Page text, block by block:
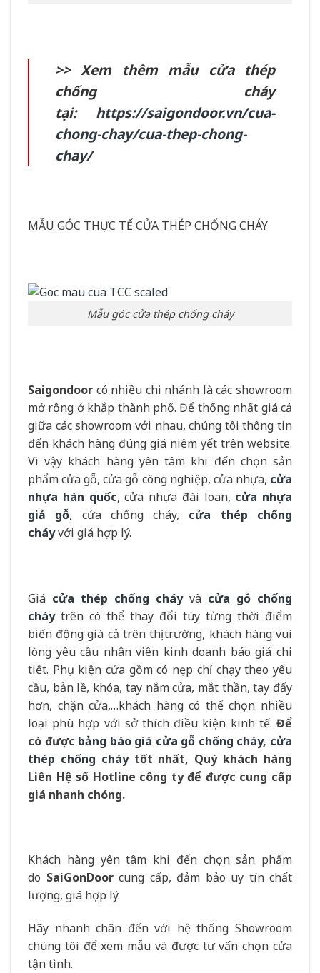
>> Xem thêm mẫu cửa thép
chống cháy
tại: https://saigondoor.vn/cua-
chong-chay/cua-thep-chong-
chay/
MẪU GÓC THỰC TẾ CỬA THÉP CHỐNG CHÁY
Mẫu góc cửa thép chống cháy
Saigondoor có nhiều chi nhánh là các showroom
mở rộng ở khắp thành phố. Để thống nhất giá cả
giữa các showroom với nhau, chúng tôi thông tin
đến khách hàng đúng giá niêm yết trên website.
Vì vậy khách hàng yên tâm khi đến chọn sản
phẩm cửa gỗ, cửa gỗ công nghiệp, cửa nhựa, cửa
nhựa hàn quốc, cửa nhựa đài loan, cửa nhựa
giả gỗ, cửa chống cháy, cửa thép chống
cháyvới giá hợp lý.
Giá cửa thép chống cháyvà cửa gỗ chống
cháytrên có thể thay đổi tùy từng thời điểm
biến động giá cả trên thị trường, khách hàng vui
lòng yêu cầu nhân viên kinh doanh báo giá chi
tiết. Phụ kiện cửa gồm có nẹp chỉ chạy theo yêu
cầu, bản lề, khóa, tay nắm cửa, mắt thần, tay đẩy
hơn, chặn cửa,…khách hàng có thể chọn nhiều
loại phù hợp với sở thích điều kiện kinh tế. Để
có được bảng báo giá cửa gỗ chống cháy, cửa
thép chống cháytốt nhất, Quý khách hàng
Liên Hệ số Hotline công ty để được cung cấp
giá nhanh chóng.
Khách hàng yên tâm khi đến chọn sản phẩm
do SaiGonDoorcung cấp, đảm bảo uy tín chất
lượng, giá hợp lý.
Hãy nhanh chân đến với hệ thống Showroom
chúng tôi để xem mẫu và được tư vấn chọn cửa
tận tình.